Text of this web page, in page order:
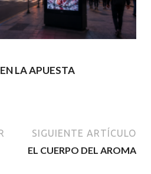
LA APUESTA
SIGUIENTE ARTÍCULO
EL CUERPO DEL AROMA